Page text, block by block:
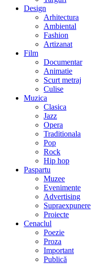
Design
Arhitectura
Ambiental
Fashion
Artizanat
Film
Documentar
Animatie
Scurt metraj
Culise
Muzica
Clasica
Jazz
Opera
Traditionala
Pop
Rock
Hip hop
Paspartu
Muzee
Evenimente
Advertising
Supraexpunere
Proiecte
Cenaclul
Poezie
Proza
Important
Publică